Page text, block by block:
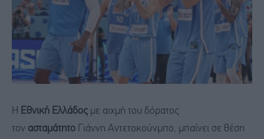
Η Εθνική Ελλάδος με αιχμή του δόρατος
τον ασταμάτητο
Γιάννη Αντετοκούνμπο, μπαίνει σε θέση